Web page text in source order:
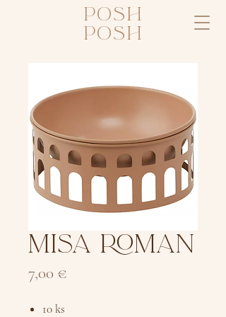
posh
posh
MISA ROMAN
7,00 €
10 ks